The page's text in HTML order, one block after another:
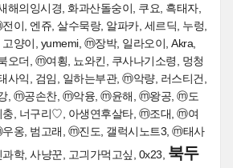
해의잉시경, 화과산돌숭이, 쿠요, 흑태자,
이, 엔쥬, 살수묵랑, 알파카, 세르딕, 누렁,
양이, yumemi, ⓜ장박, 일라오이, Akra,
오더, ⓜ여횡, 뇨와킨, 쿠사나기소령, 멍청
사익, 검임, 일하는부관, ⓜ악량, 러스티건,
, ⓜ공손찬, ⓜ악융, ⓜ윤해, ⓜ왕공, ⓜ도
충, 너구리♡, 아생연후살타, ⓜ조대, ⓜ여
옹, 범고래, ⓜ진도, 갤럭시노트3, ⓜ태사
학, 사냥꾼, 고긔가먹고싶, 0x23, 북두